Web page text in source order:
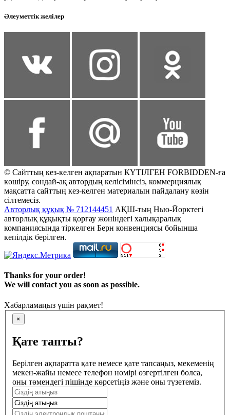
Әлеуметтік желілер
© Сайттың кез-келген ақпаратын КҮТІЛГЕН FORBIDDEN-ға
көшіру, сондай-ақ автордың келісімінсіз, коммерциялық
мақсатта сайттың кез-келген материалын пайдалану көзін
сілтемесіз.
Авторлық құқық № 712144451 АҚШ-тың Нью-Йорктегі
авторлық құқықты қорғау жөніндегі халықаралық
компаниясында тіркелген Берн конвенциясы бойынша
кепілдік берілген.
Thanks for your order!
We will contact you as soon as possible.
Хабарламаңыз үшін рақмет!
×
Қате тапты?
Берілген ақпаратта қате немесе қате тапсаңыз, мекеменің
мекен-жайы немесе телефон нөмірі өзгертілген болса,
оны төмендегі пішінде көрсетіңіз және оны түзетеміз.